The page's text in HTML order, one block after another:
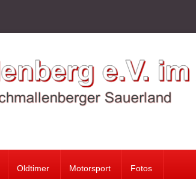
Oldtimer Motorsport Fotos